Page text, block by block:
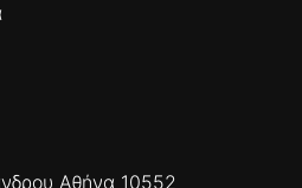
Αθήνα 10552